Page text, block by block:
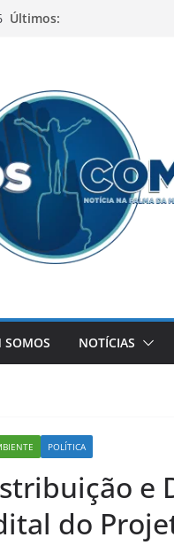
Últimos:
SOMOS NOTÍCIAS
POLÍTICA
e
do